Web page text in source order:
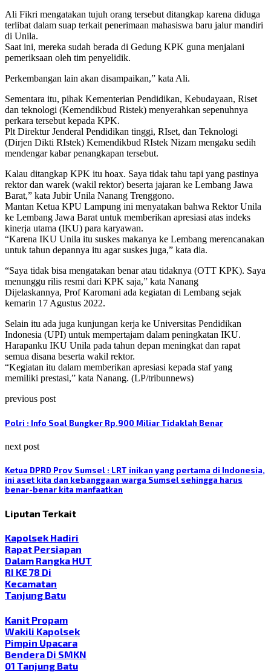
Ali Fikri mengatakan tujuh orang tersebut ditangkap karena diduga
terlibat dalam suap terkait penerimaan mahasiswa baru jalur mandiri
di Unila.
Saat ini, mereka sudah berada di Gedung KPK guna menjalani
pemeriksaan oleh tim penyelidik.
Perkembangan lain akan disampaikan,” kata Ali.
Sementara itu, pihak Kementerian Pendidikan, Kebudayaan, Riset
dan teknologi (Kemendikbud Ristek) menyerahkan sepenuhnya
perkara tersebut kepada KPK.
Plt Direktur Jenderal Pendidikan tinggi, RIset, dan Teknologi
(Dirjen Dikti RIstek) Kemendikbud RIstek Nizam mengaku sedih
mendengar kabar penangkapan tersebut.
Kalau ditangkap KPK itu hoax. Saya tidak tahu tapi yang pastinya
rektor dan warek (wakil rektor) beserta jajaran ke Lembang Jawa
Barat,” kata Jubir Unila Nanang Trenggono.
Mantan Ketua KPU Lampung ini menyatakan bahwa Rektor Unila
ke Lembang Jawa Barat untuk memberikan apresiasi atas indeks
kinerja utama (IKU) para karyawan.
“Karena IKU Unila itu suskes makanya ke Lembang merencanakan
untuk tahun depannya itu agar suskes juga,” kata dia.
“Saya tidak bisa mengatakan benar atau tidaknya (OTT KPK). Saya
menunggu rilis resmi dari KPK saja,” kata Nanang
Dijelaskannya, Prof Karomani ada kegiatan di Lembang sejak
kemarin 17 Agustus 2022.
Selain itu ada juga kunjungan kerja ke Universitas Pendidikan
Indonesia (UPI) untuk mempertajam dalam peningkatan IKU.
Harapanku IKU Unila pada tahun depan meningkat dan rapat
semua disana beserta wakil rektor.
“Kegiatan itu dalam memberikan apresiasi kepada staf yang
memiliki prestasi,” kata Nanang. (LP/tribunnews)
previous post
Polri : Info Soal Bungker Rp.900 Miliar Tidaklah Benar
next post
Ketua DPRD Prov Sumsel : LRT inikan yang pertama di Indonesia,
ini aset kita dan kebanggaan warga Sumsel sehingga harus
benar-benar kita manfaatkan
Liputan Terkait
Kapolsek Hadiri
Rapat Persiapan
Dalam Rangka HUT
RI KE 78 Di
Kecamatan
Tanjung Batu
Kanit Propam
Wakili Kapolsek
Pimpin Upacara
Bendera Di SMKN
01 Tanjung Batu